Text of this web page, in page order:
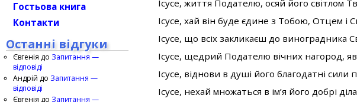
Ісусе, життя Подателю, осяй його світлом
Ісусе, хай він буде єдине з Тобою, Отцем і
Ісусе, що всіх закликаєш до виноградника
Ісусе, щедрий Подателю вічних нагород,
Ісусе, віднови в душі його благодатні сили
Ісусе, нехай множаться в ім’я його добрі
Гостьова книга
Контакти
Останні відгуки
Євгенія до Запитання —
відповіді
Андрій до Запитання —
відповіді
Євгенія до Запитання —